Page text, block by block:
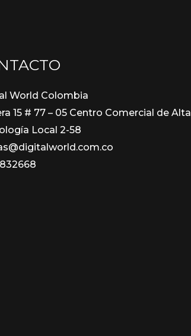
World Colombia
15 # 77 – 05 Centro Comercial de Alta
Local 2-58